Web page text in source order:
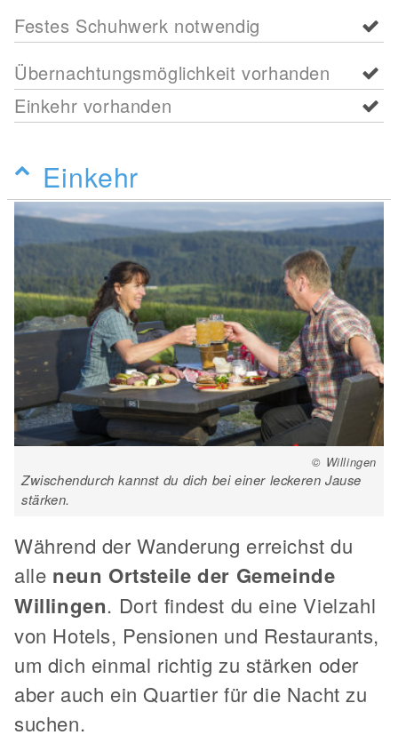
Festes Schuhwerk notwendig
Übernachtungsmöglichkeit vorhanden
Einkehr vorhanden
Einkehr
© Willingen
Zwischendurch kannst du dich bei einer leckeren Jause
stärken.
Während der Wanderung erreichst du
alle neun Ortsteile der Gemeinde
Willingen. Dort findest du eine Vielzahl
von Hotels, Pensionen und Restaurants,
um dich einmal richtig zu stärken oder
aber auch ein Quartier für die Nacht zu
suchen.